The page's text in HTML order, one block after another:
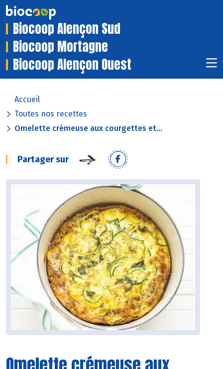
Biocoop Alençon Sud
Biocoop Mortagne
Biocoop Alençon Ouest
Accueil
Toutes nos recettes
Omelette crémeuse aux courgettes et...
Partager sur